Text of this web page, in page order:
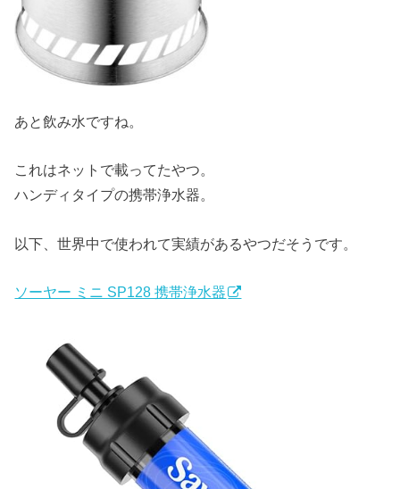
あと飲み水ですね。
これはネットで載ってたやつ。
ハンディタイプの携帯浄水器。
以下、世界中で使われて実績があるやつだそうです。
ソーヤー ミニ SP128 携帯浄水器